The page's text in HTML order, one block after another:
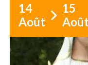
14
Août
15